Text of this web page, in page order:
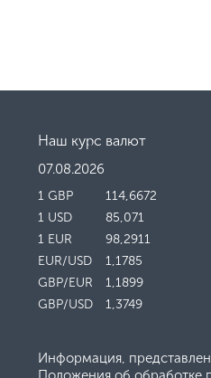
Наш курс валют
07.08.2026
1 GBP
114,6672
1 USD
85,071
1 EUR
98,2911
EUR/USD
1,1785
GBP/EUR
1,1899
GBP/USD
1,3749
Информация,